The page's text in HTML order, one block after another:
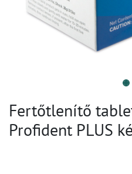
Fertőtlenítő
Profident PLUS